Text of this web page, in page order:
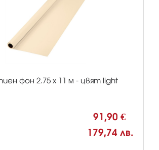
фон 2.75 x 11 м - цвят light
91,90 €
179,74 лв.